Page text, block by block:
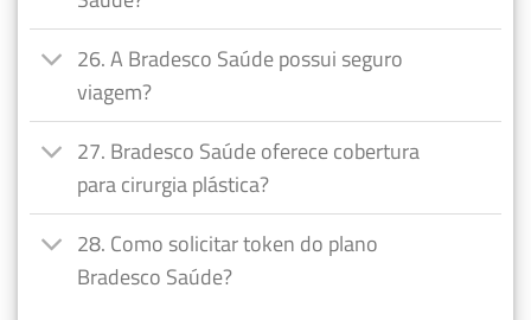
26. A Bradesco Saúde possui seguro
viagem?
27. Bradesco Saúde oferece cobertura
para cirurgia plástica?
28. Como solicitar token do plano
Bradesco Saúde?